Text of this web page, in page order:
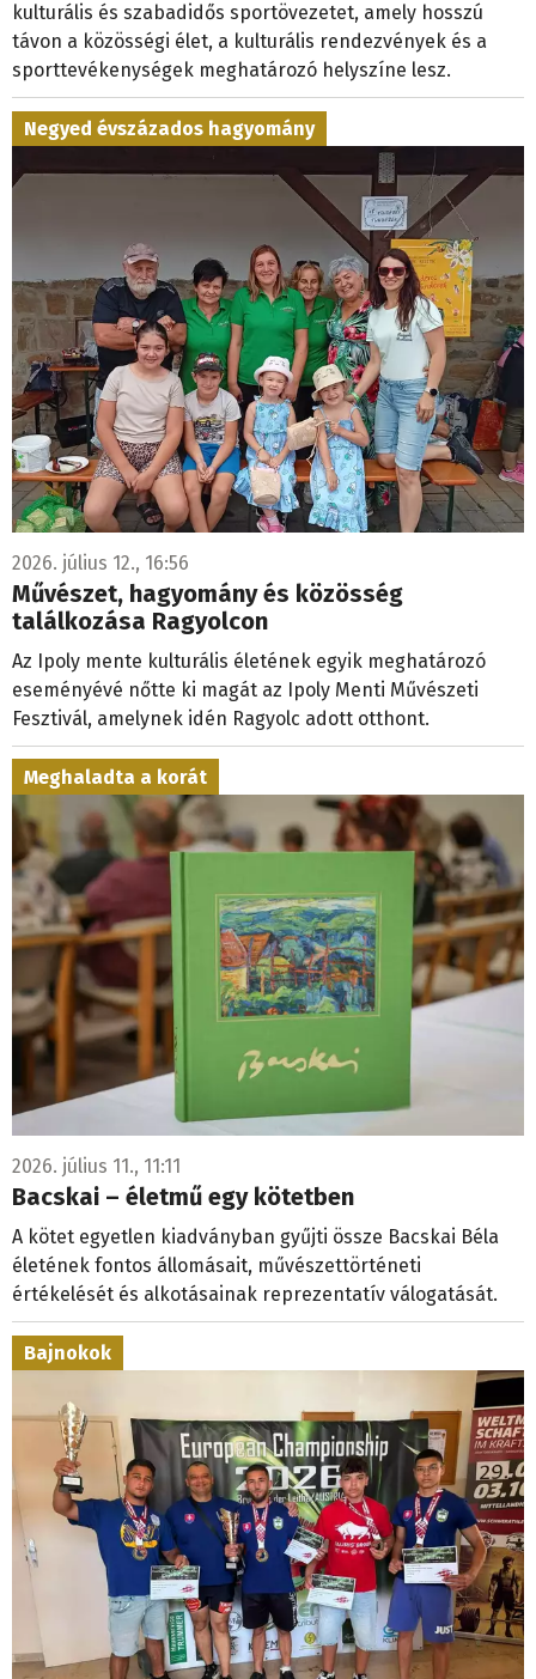
kulturális és szabadidős sportövezetet, amely hosszú
távon a közösségi élet, a kulturális rendezvények és a
sporttevékenységek meghatározó helyszíne lesz.
Negyed évszázados hagyomány
2026. július 12., 16:56
Művészet, hagyomány és közösség
találkozása Ragyolcon
Az Ipoly mente kulturális életének egyik meghatározó
eseményévé nőtte ki magát az Ipoly Menti Művészeti
Fesztivál, amelynek idén Ragyolc adott otthont.
Meghaladta a korát
2026. július 11., 11:11
Bacskai – életmű egy kötetben
A kötet egyetlen kiadványban gyűjti össze Bacskai Béla
életének fontos állomásait, művészettörténeti
értékelését és alkotásainak reprezentatív válogatását.
Bajnokok